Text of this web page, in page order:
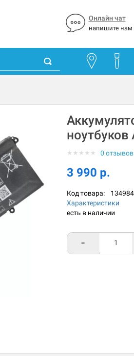
Онлайн чат
напишите нам
ноутбуков
★ ★ ★ ★ ★ 0 отзывов
3 990 р.
Код товара: 134984
Характеристики
есть в наличии
-